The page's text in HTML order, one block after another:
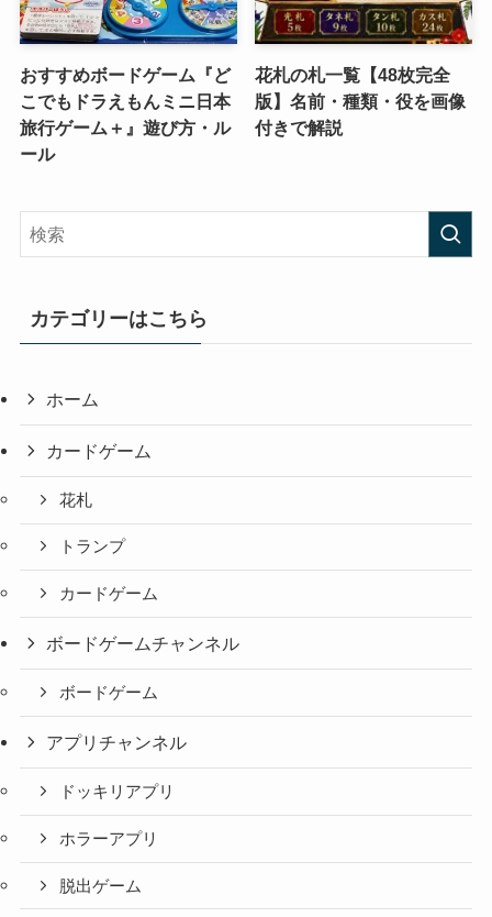
おすすめボードゲーム『ど
こでもドラえもんミニ日本
旅行ゲーム＋』遊び方・ル
ール
花札の札一覧【48枚完全
版】名前・種類・役を画像
付きで解説
カテゴリーはこちら
ホーム
カードゲーム
花札
トランプ
カードゲーム
ボードゲームチャンネル
ボードゲーム
アプリチャンネル
ドッキリアプリ
ホラーアプリ
脱出ゲーム